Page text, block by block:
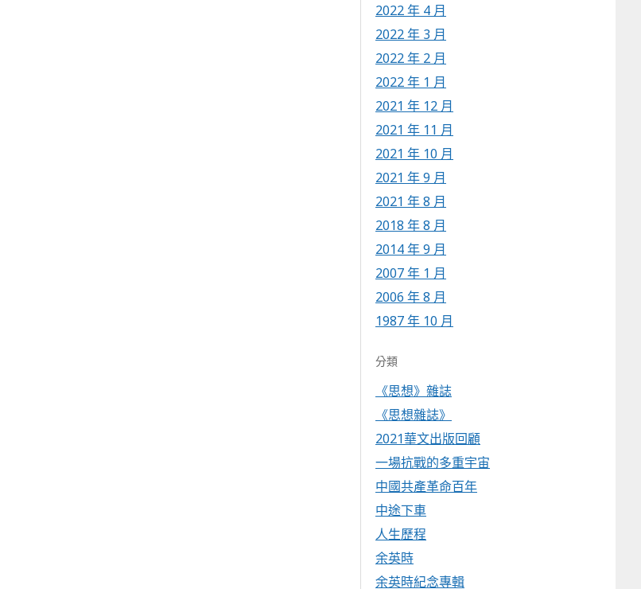
2022 年 4 月
2022 年 3 月
2022 年 2 月
2022 年 1 月
2021 年 12 月
2021 年 11 月
2021 年 10 月
2021 年 9 月
2021 年 8 月
2018 年 8 月
2014 年 9 月
2007 年 1 月
2006 年 8 月
1987 年 10 月
分類
《思想》雜誌
《思想雜誌》
2021華文出版回顧
一場抗戰的多重宇宙
中國共產革命百年
中途下車
人生歷程
余英時
余英時紀念專輯